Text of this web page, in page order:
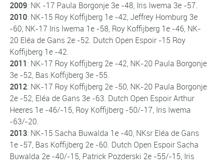
2009: NK -17 Paula Borgonje 3e -48, Iris Iwema 3e -57.
2010: NK-15 Roy Koffijberg 1e -42, Jeffrey Homburg 3e
-60, NK-17 Iris Iwema 1e -58, Roy Koffijberg 1e -46, NK-
20 Eléa de Gans 2e -52. Dutch Open Espoir-15 Roy
Koffijberg 1e -42.
2011: NK-17 Roy Koffijberg 2e -42, NK-20 Paula Borgonje
3e -52, Bas Koffijberg 3e -55.
2012: NK-17 Roy Koffijberg 2e -50, NK-20 Paula Borgonje
2e -52, Eléa de Gans 3e -63. Dutch Open EspoirArthur
Heeres 1e -46/-15, Roy Koffijberg -50/-17, Iris Iwema
-63/-20.
2013: NK-15 Sacha Buwalda 1e -40, NKsr Eléa de Gans
1e -57, Bas Koffijberg 2e -60. Dutch Open EspoirSacha
Buwalda 2e -40/-15, Patrick Pozderski 2e -55/-15, Iris